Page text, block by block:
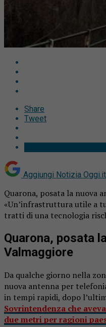
Share
Tweet
Aggiungi Notizia
Quarona, posata la nuova
«Un’infrastruttura utile a
tratti di una tecnologia
Quarona, posata
Valmaggiore
Da qualche giorno nella
nuova antenna per
in tempi rapidi, dopo
Sovrintendenza che
due metri per ragioni